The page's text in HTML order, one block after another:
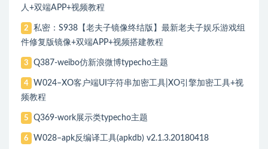
人+双端APP+视频教程
2
私密：S938【老夫子镜像终结版】最新老夫子娱乐游戏组
件修复版镜像+双端APP+视频搭建教程
3 Q387-weibo仿新浪微博typecho主题
4
W024–XO客户端UI字符串加密工具|XO引擎加密工具+视
频教程
5 Q369-work展示类typecho主题
6 W028–apk反编译工具(apkdb) v2.1.3.20180418